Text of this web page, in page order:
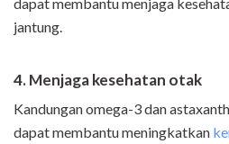
jantung.
4. Menjaga kesehatan otak
Kandungan omega-3 dan
dapat membantu meningkatkan